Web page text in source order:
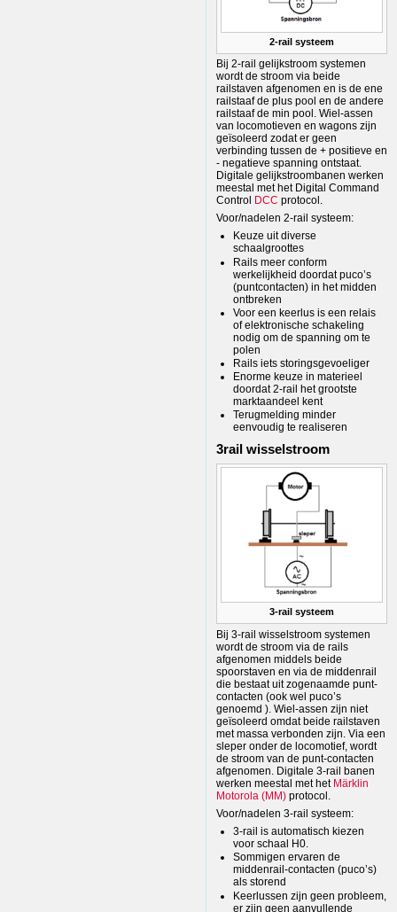
2-rail systeem
Bij 2-rail gelijkstroom systemen
wordt de stroom via beide
railstaven afgenomen en is de ene
railstaaf de plus pool en de andere
railstaaf de min pool. Wiel-assen
van locomotieven en wagons zijn
geïsoleerd zodat er geen
verbinding tussen de + positieve en
- negatieve spanning ontstaat.
Digitale gelijkstroombanen werken
meestal met het Digital Command
Control DCC protocol.
Voor/nadelen 2-rail systeem:
Keuze uit diverse
schaalgroottes
Rails meer conform
werkelijkheid doordat puco’s
(puntcontacten) in het midden
ontbreken
Voor een keerlus is een relais
of elektronische schakeling
nodig om de spanning om te
polen
Rails iets storingsgevoeliger
Enorme keuze in materieel
doordat 2-rail het grootste
marktaandeel kent
Terugmelding minder
eenvoudig te realiseren
3rail wisselstroom
3-rail systeem
Bij 3-rail wisselstroom systemen
wordt de stroom via de rails
afgenomen middels beide
spoorstaven en via de middenrail
die bestaat uit zogenaamde punt-
contacten (ook wel puco’s
genoemd ). Wiel-assen zijn niet
geïsoleerd omdat beide railstaven
met massa verbonden zijn. Via een
sleper onder de locomotief, wordt
de stroom van de punt-contacten
afgenomen. Digitale 3-rail banen
werken meestal met het Märklin
Motorola (MM) protocol.
Voor/nadelen 3-rail systeem:
3-rail is automatisch kiezen
voor schaal H0.
Sommigen ervaren de
middenrail-contacten (puco’s)
als storend
Keerlussen zijn geen probleem,
er zijn geen aanvullende